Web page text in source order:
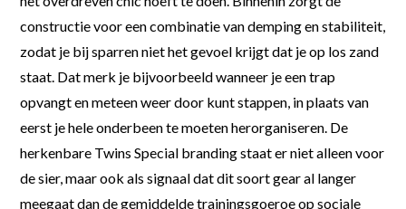
constructie voor een combinatie van demping en stabiliteit,
zodat je bij sparren niet het gevoel krijgt dat je op los zand
staat. Dat merk je bijvoorbeeld wanneer je een trap
opvangt en meteen weer door kunt stappen, in plaats van
eerst je hele onderbeen te moeten herorganiseren. De
herkenbare Twins Special branding staat er niet alleen voor
de sier, maar ook als signaal dat dit soort gear al langer
meegaat dan de gemiddelde trainingsgoeroe op sociale